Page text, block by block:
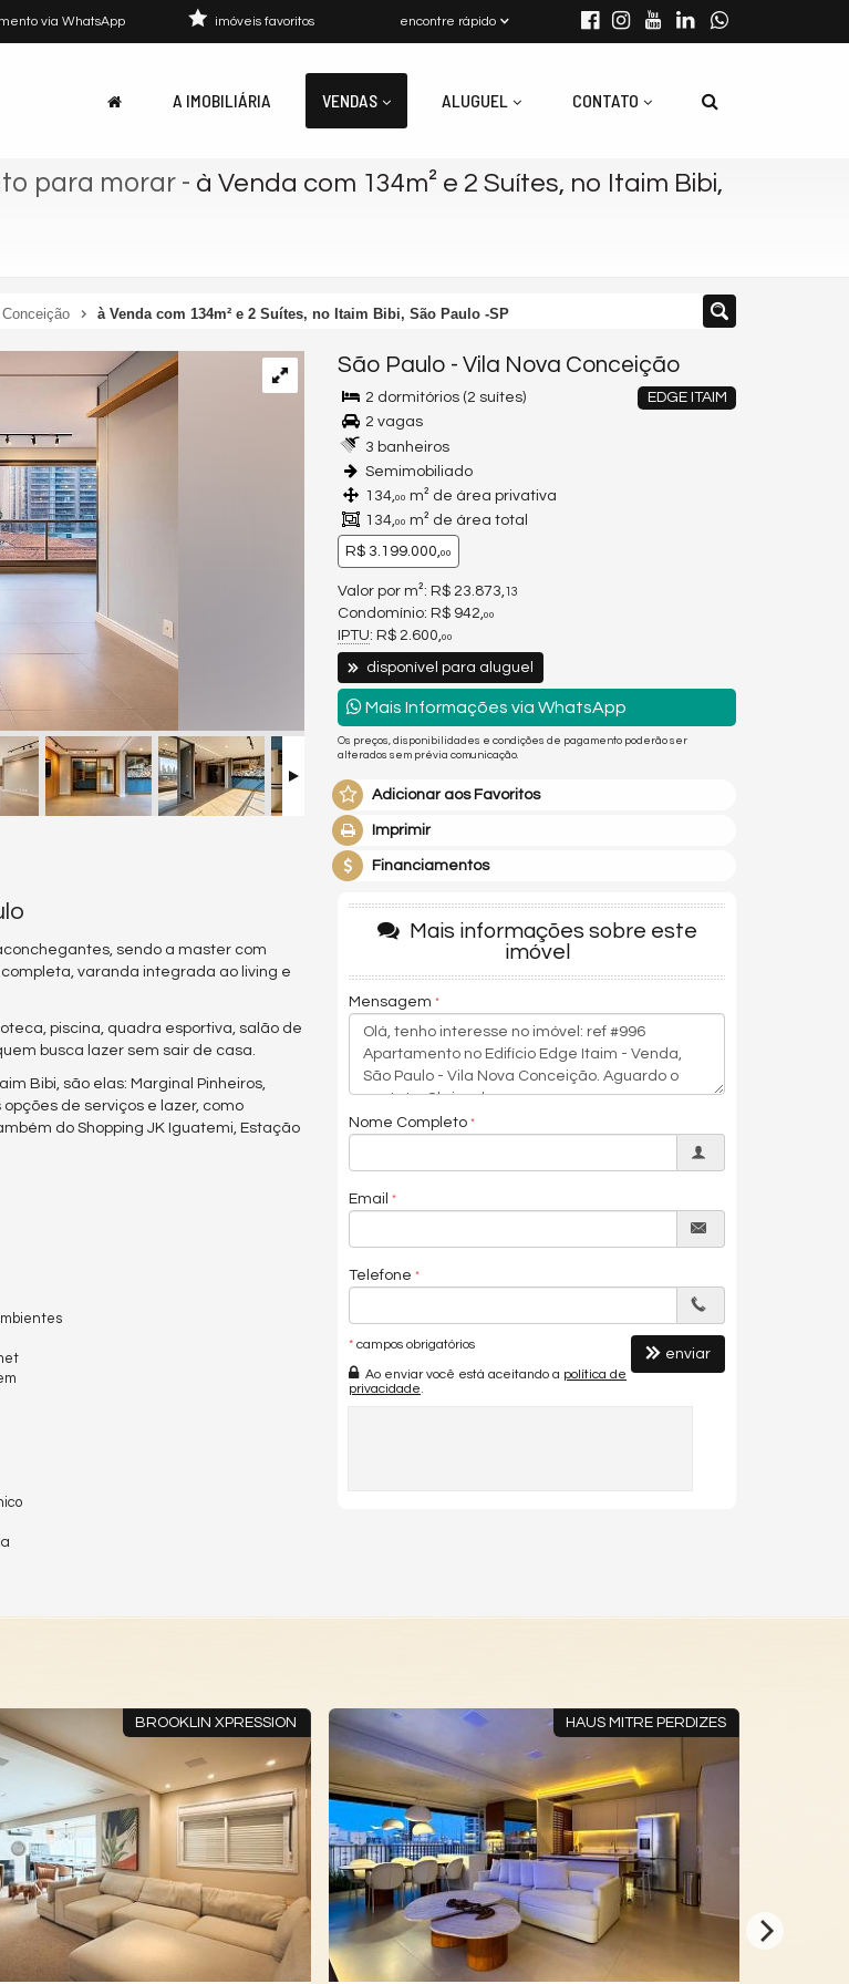
via WhatsApp encontre rápido
imóveis favoritos
A IMOBILIÁRIA VENDAS ALUGUEL CONTATO
para morar - à Venda com 134m² e 2 Suítes, no Itaim Bibi,
à Venda com 134m² e 2 Suítes, no Itaim Bibi, São Paulo -SP
São Paulo - Vila Nova Conceição
EDGE ITAIM
2 dormitórios (2 suítes)
2 vagas
3 banheiros
Semimobiliado
134,00 m² de área privativa
134,00 m² de área total
R$ 3.199.000,00
Valor por m²: R$ 23.873, 13
Condomínio: R$ 942, 00
IPTU: R$ 2.600, 00
disponível para aluguel
Mais Informações via WhatsApp
Os preços, disponibilidades e condições de pagamento poderão ser
alterados sem prévia comunicação.
Adicionar aos Favoritos
Imprimir
Financiamentos
sendo a master com
varanda integrada ao living e
piscina, quadra esportiva, salão de
busca lazer sem sair de casa.
Bibi, são elas: Marginal Pinheiros,
de serviços e lazer, como
do Shopping JK Iguatemi, Estação
Mais informações sobre este
imóvel
Mensagem
Nome Completo
Email
Telefone
* campos obrigatórios
Ao enviar você está aceitando a política de
privacidade
enviar
BROOKLIN XPRESSION HAUS MITRE PERDIZES